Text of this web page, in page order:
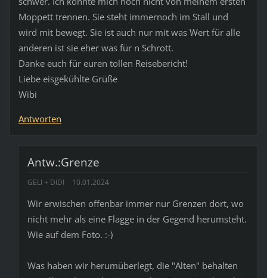
Moppett trennen. Sie steht immernoch im Stall und
wird mit bewegt. Sie ist auch nur mit was Wert für alle
anderen ist sie eher was für n Schrott.
Danke euch für euren tollen Reisebericht!
Liebe eisgekühlte Grüße
Wibi
Antworten
Antw.:Grenze
GELI + DIDI 10.01.2024
Wir erwischen offenbar immer nur Grenzen dort, wo
nicht mehr als eine Flagge in der Gegend herumsteht.
Wie auf dem Foto. :-)
Was haben wir herumüberlegt, die "Alten" behalten